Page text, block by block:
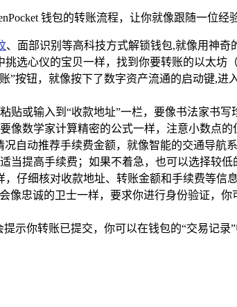
钱包的转账流程，让你就像跟随一位经
、面部识别等高科技方式解锁钱包,就像用神奇
选心仪的宝贝一样，找到你要转账的以太坊
”按钮，就像按下了数字资产流通的启动键,进
贴或输入到“收款地址”一栏，要像书法家书写
像数学家计算精密的公式一样，注意小数点的
况自动推荐手续费金额，就像智能的交通导
当提高手续费；如果不着急，也可以选择较
仔细核对收款地址、转账金额和手续费等信
像忠诚的卫士一样，要求你进行身份验证，
示你转账已提交，你可以在钱包的“交易记